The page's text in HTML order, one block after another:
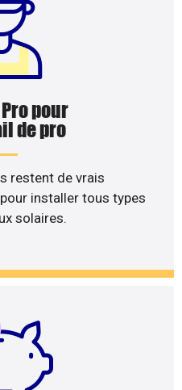
pour
de pro
restent de vrais
installer tous types
solaires.